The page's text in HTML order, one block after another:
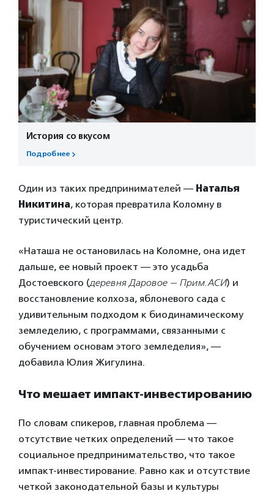
История со вкусом
Подробнее
Один из таких предпринимателей — Наталья
Никитина, которая превратила Коломну в
туристический центр.
«Наташа не остановилась на Коломне, она идет
дальше, ее новый проект — это усадьба
Достоевского (деревня Даровое — Прим.АСИ) и
восстановление колхоза, яблоневого сада с
удивительным подходом к биодинамическому
земледелию, с программами, связанными с
обучением основам этого земледелия», —
добавила Юлия Жигулина.
Что мешает импакт-инвестированию
По словам спикеров, главная проблема —
отсутствие четких определений — что такое
социальное предпринимательство, что такое
импакт-инвестирование. Равно как и отсутствие
четкой законодательной базы и культуры